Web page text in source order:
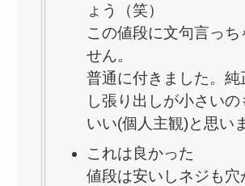
ょう（笑）
この値段に文句言っち
せん。
普通に付きました。純
し張り出しが小さいの
いい(個人主観)と思い
これは良かった
値段は安いしネジも穴